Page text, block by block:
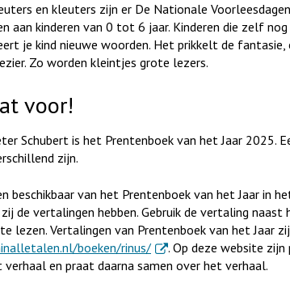
en kleuters zijn er De Nationale
aan kinderen van 0 tot 6 jaar. Kinderen die zelf
je kind nieuwe woorden. Het prikkelt de
Zo worden kleintjes grote lezers.
voor!
Schubert is het Prentenboek van het Jaar 2025.
zijn.
beschikbaar van het Prentenboek van het Jaar in
de vertalingen hebben. Gebruik de vertaling naast
lezen. Vertalingen van Prentenboek van het Jaar
boeken/rinus/. Externe link
. Op deze website
en praat daarna samen over het verhaal.